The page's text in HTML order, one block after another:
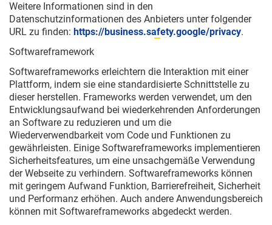
Weitere Informationen sind in den
Datenschutzinformationen des Anbieters unter folgender
URL zu finden: https://business.safety.google/privacy.
Softwareframework
Softwareframeworks erleichtern die Interaktion mit einer
Plattform, indem sie eine standardisierte Schnittstelle zu
dieser herstellen. Frameworks werden verwendet, um den
Entwicklungsaufwand bei wiederkehrenden Anforderungen
an Software zu reduzieren und um die
Wiederverwendbarkeit vom Code und Funktionen zu
gewährleisten. Einige Softwareframeworks implementieren
Sicherheitsfeatures, um eine unsachgemäße Verwendung
der Webseite zu verhindern. Softwareframeworks können
mit geringem Aufwand Funktion, Barrierefreiheit, Sicherheit
und Performanz erhöhen. Auch andere Anwendungsbereich
können mit Softwareframeworks abgedeckt werden.